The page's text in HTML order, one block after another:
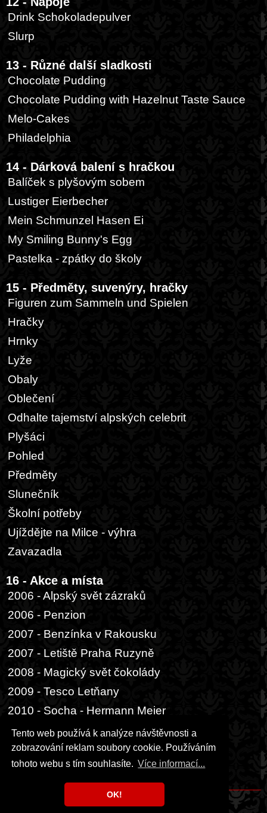
Tento web používá k analýze návštěvnosti a
zobrazování reklam soubory cookie. Používáním
tohoto webu s tím souhlasíte. Více informací...
OK!
Drink Schokoladepulver
Slurp
13 - Různé další sladkosti
Chocolate Pudding
Chocolate Pudding with Hazelnut Taste Sauce
Melo-Cakes
Philadelphia
14 - Dárková balení s hračkou
Balíček s plyšovým sobem
Lustiger Eierbecher
Mein Schmunzel Hasen Ei
My Smiling Bunny's Egg
Pastelka - zpátky do školy
15 - Předměty, suvenýry, hračky
Figuren zum Sammeln und Spielen
Hračky
Hrnky
Lyže
Obaly
Oblečení
Odhalte tajemství alpských celebrit
Plyšáci
Pohled
Předměty
Slunečník
Školní potřeby
Ujíždějte na Milce - výhra
Zavazadla
16 - Akce a místa
2006 - Alpský svět zázraků
2006 - Penzion
2007 - Benzínka v Rakousku
2007 - Letiště Praha Ruzyně
2008 - Magický svět čokolády
2009 - Tesco Letňany
2010 - Socha - Hermann Meier
2014 - Buenos Aires, přístav
17 - Ostatní
Copyright © 1999 - 2026 Milka